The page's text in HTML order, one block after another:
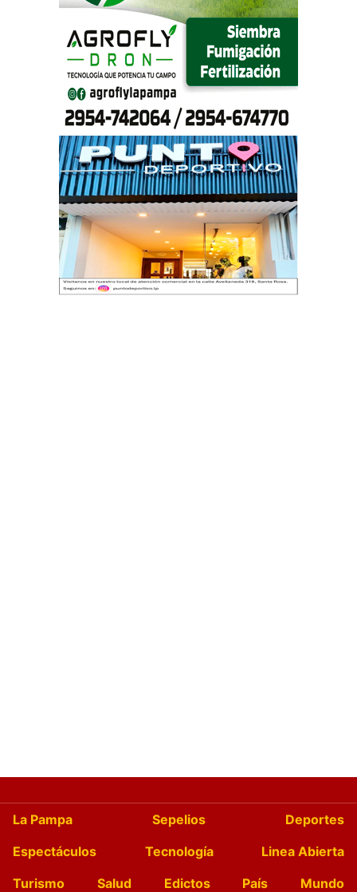
La Pampa Sepelios
Deportes
Espectáculos
Tecnología
Linea Abierta
Turismo
Salud Edictos País
Mundo